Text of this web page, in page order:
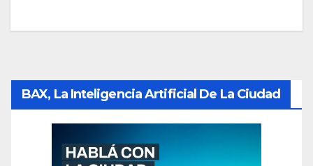
BAX, La Inteligencia Artificial De La Ciudad